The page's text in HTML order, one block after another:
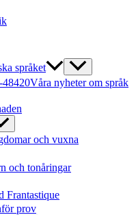
språket
Våra nyheter om språk
och vuxna
och tonåringar
Frantastique
prov